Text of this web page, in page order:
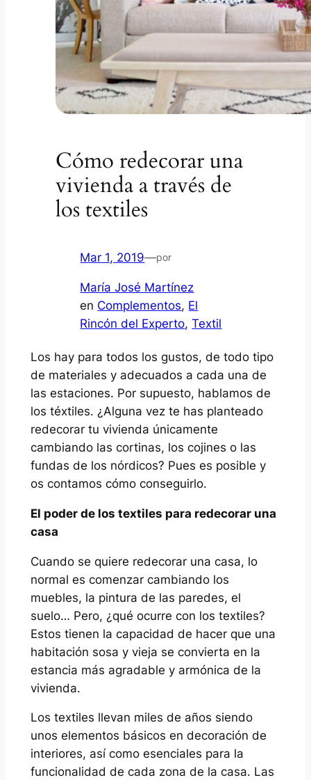
Cómo redecorar una
vivienda a través de
los textiles
Mar 1, 2019—por
María José Martínez
en Complementos, El
Rincón del Experto, Textil
Los hay para todos los gustos, de todo tipo
de materiales y adecuados a cada una de
las estaciones. Por supuesto, hablamos de
los téxtiles. ¿Alguna vez te has planteado
redecorar tu vivienda únicamente
cambiando las cortinas, los cojines o las
fundas de los nórdicos? Pues es posible y
os contamos cómo conseguirlo.
El poder de los textiles para redecorar una
casa
Cuando se quiere redecorar una casa, lo
normal es comenzar cambiando los
muebles, la pintura de las paredes, el
suelo… Pero, ¿qué ocurre con los textiles?
Estos tienen la capacidad de hacer que una
habitación sosa y vieja se convierta en la
estancia más agradable y armónica de la
vivienda.
Los textiles llevan miles de años siendo
unos elementos básicos en decoración de
interiores, así como esenciales para la
funcionalidad de cada zona de la casa. Las